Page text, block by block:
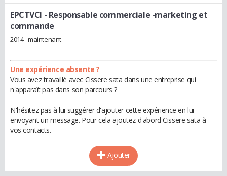
EPCTVCI - Responsable commerciale -marketing et
commande
2014 - maintenant
Une expérience absente ?
Vous avez travaillé avec Cissere sata dans une entreprise qui
n'apparaît pas dans son parcours ?
N'hésitez pas à lui suggérer d'ajouter cette expérience en lui
envoyant un message. Pour cela ajoutez d'abord Cissere sata à
vos contacts.
Ajouter